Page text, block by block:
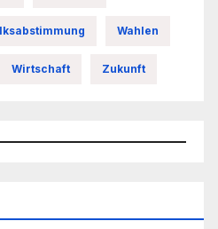
Wahlen
Wirtschaft Zukunft